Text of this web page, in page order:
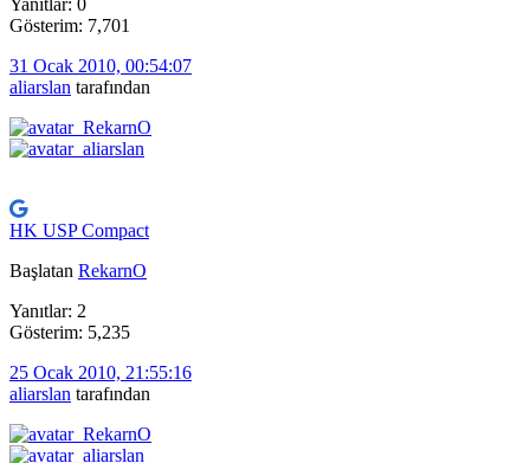
Gösterim: 7,701
31 Ocak 2010, 00:54:07
aliarslan tarafından
HK USP Compact
Başlatan RekarnO
Yanıtlar: 2
Gösterim: 5,235
25 Ocak 2010, 21:55:16
aliarslan tarafından